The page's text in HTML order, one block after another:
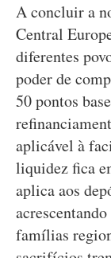
A concluir a
Central
diferentes
poder de
50 pontos
aplicável à
liquidez fica
aplica aos
famílias